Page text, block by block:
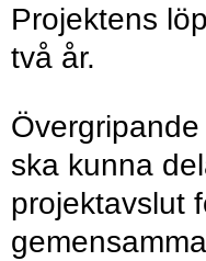
Projektens
två år.
ska kunna
projektavslut